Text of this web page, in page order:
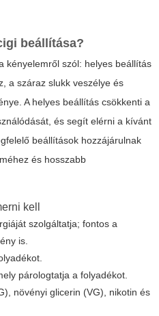
beállítása?
kényelemről szól: helyes beállítás
a száraz slukk veszélye és
A helyes beállítás csökkenti a
és segít elérni a kívánt
beállítások hozzájárulnak
és hosszabb
kell
szolgáltatja; fontos a
is.
párologtatja a folyadékot.
növényi glicerin (VG), nikotin és